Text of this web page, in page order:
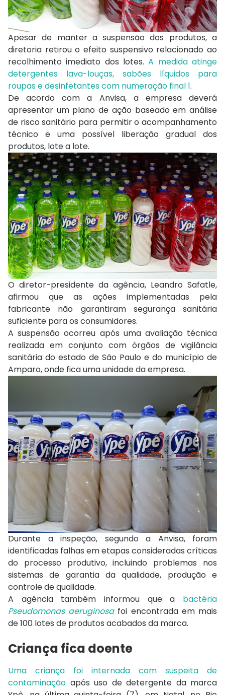
Apesar de manter a suspensão dos produtos, a
diretoria retirou o efeito suspensivo relacionado ao
recolhimento imediato dos lotes.A medida atinge
detergentes lava-louças, sabões líquidos para
roupas e desinfetantes com numeração final 1.
De acordo com a Anvisa, a empresa deverá
apresentar um plano de ação baseado em análise
de risco sanitário para permitir o acompanhamento
técnico e uma possível liberação gradual dos
produtos, lote a lote.
O diretor-presidente da agência, Leandro Safatle,
afirmou que as ações implementadas pela
fabricante não garantiram segurança sanitária
suficiente para os consumidores.
A suspensão ocorreu após uma avaliação técnica
realizada em conjunto com órgãos de vigilância
sanitária do estado de São Paulo e do município de
Amparo, onde fica uma unidade da empresa.
Durante a inspeção, segundo a Anvisa, foram
identificadas falhas em etapas consideradas críticas
do processo produtivo, incluindo problemas nos
sistemas de garantia da qualidade, produção e
controle de qualidade.
A agência também informou que a bactéria
Pseudomonas aeruginosafoi encontrada em mais
de 100 lotes de produtos acabados da marca.
Criança fica doente
Uma criança foi internada com suspeita de
contaminação após uso de detergente da marca